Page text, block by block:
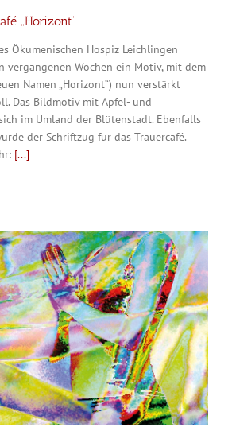
„Horizont“
Ökumenischen Hospiz Leichlingen
vergangenen Wochen ein Motiv, mit dem
Namen „Horizont“) nun verstärkt
Das Bildmotiv mit Apfel- und
im Umland der Blütenstadt. Ebenfalls
der Schriftzug für das Trauercafé.
[...]